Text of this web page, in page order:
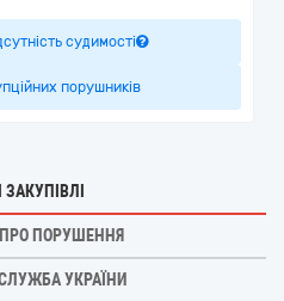
судимості
порушників
ПОРУШЕННЯ
УКРАЇНИ